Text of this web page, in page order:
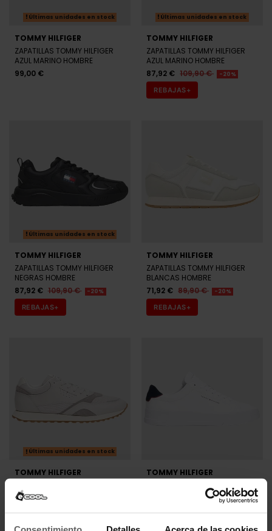
Últimas unidades en stock
TOMMY HILFIGER
ZAPATILLAS TOMMY HILFIGER
AZUL MARINO HOMBRE
99,00 €
Últimas unidades en stock
TOMMY HILFIGER
ZAPATILLAS TOMMY HILFIGER
AZUL MARINO HOMBRE
87,92 € 109,90 € -20%
REBAJAS+
Últimas unidades en stock
TOMMY HILFIGER
ZAPATILLAS TOMMY HILFIGER
NEGRAS HOMBRE
87,92 € 109,90 € -20%
REBAJAS+
TOMMY HILFIGER
ZAPATILLAS TOMMY HILFIGER
BLANCAS HOMBRE
71,92 € 89,90 € -20%
REBAJAS+
Últimas unidades en stock
TOMMY HILFIGER
GRISES HOMBRE
REBAJAS+
TOMMY HILFIGER
BLANCAS HOMBRE